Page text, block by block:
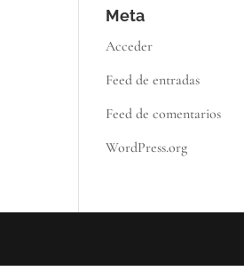
Meta
Acceder
Feed de entradas
Feed de comentarios
WordPress.org